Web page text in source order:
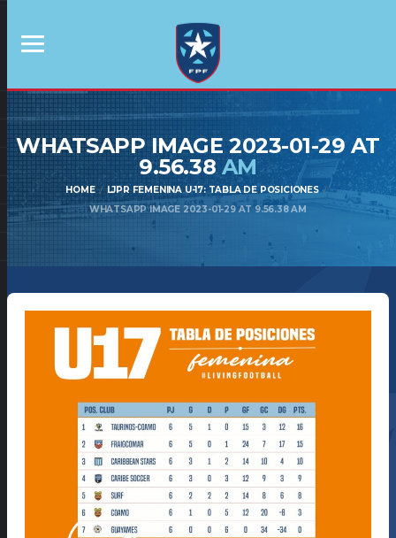
WHATSAPP IMAGE 2023-01-29 AT
9.56.38AM
HOME
LJPR FEMENINA U-17: TABLA DE POSICIONES
WHATSAPP IMAGE 2023-01-29 AT 9.56.38 AM